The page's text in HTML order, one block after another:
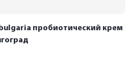
пробиотический крем